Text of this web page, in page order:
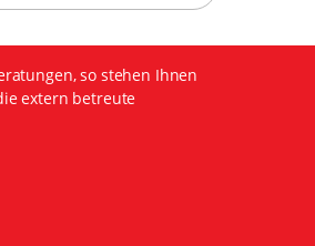
so stehen Ihnen
extern betreute